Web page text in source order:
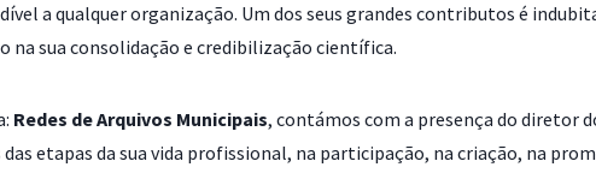
a qualquer organização. Um dos seus grandes contributos é
na sua consolidação e credibilização científica.
Redes de Arquivos Municipais, contámos com a presença do diretor
etapas da sua vida profissional, na participação, na criação, na